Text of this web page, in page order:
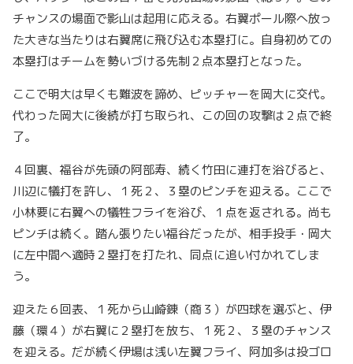
チャンスの場面で影山は起用に応える。右翼ポール際へ放っ
た大きな当たりは右翼席に飛び込む本塁打に。自身初めての
本塁打はチームを勢いづける先制２点本塁打となった。
ここで明大は早くも難波を諦め、ピッチャーを岡大に交代。
代わった岡大に後続が打ち取られ、この回の攻撃は２点で終
了。
４回裏、福谷が先頭の阿部寿、続く竹田に連打を浴びると、
川辺に犠打を許し、１死２、３塁のピンチを迎える。ここで
小林要に右翼への犠牲フライを浴び、１点を返される。尚も
ピンチは続く。踏ん張りたい福谷だったが、相手投手・岡大
に左中間へ適時２塁打を打たれ、同点に追い付かれてしま
う。
迎えた６回表、１死から山崎錬（商３）が四球を選ぶと、伊
藤（環４）が右翼に２塁打を放ち、１死２、３塁のチャンス
を迎える。だが続く伊場は浅い左翼フライ、阿加多は投ゴロ